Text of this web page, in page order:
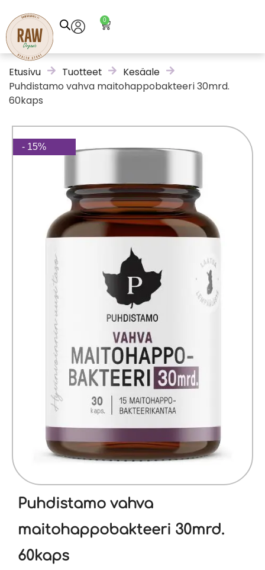
0
Etusivu Tuotteet
Kesäale
Puhdistamo vahva maitohappobakteeri 30mrd.
60kaps
- 15%
Puhdistamo vahva
maitohappobakteeri 30mrd.
60kaps